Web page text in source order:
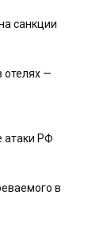
санкции
отелях —
атаки РФ
в